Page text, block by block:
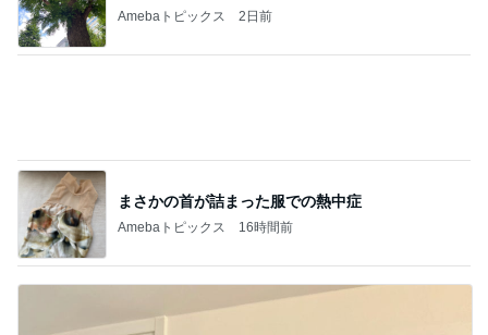
Amebaトピックス 16時間前
美奈代 夫が買ってきてくれたお芋